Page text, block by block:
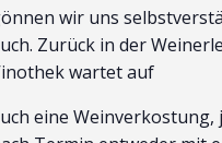
wir uns
Zurück in der
wartet auf
eine Weinverkostung,